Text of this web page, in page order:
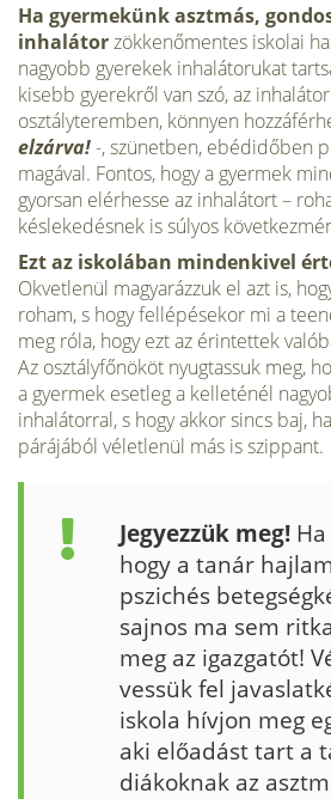
Ha gyermekünk asztmás,
inhalátorzökkenőmentes iskolai
nagyobb gyerekek in­halátorukat
kisebb gyerekről van szó, az
osztályteremben, könnyen
elzárva!-, szünetben, ebédidőben
magával. Fontos, hogy a gyermek
gyorsan elérhesse az inhalátort –
késlekedésnek is súlyos
Ezt az isko­lában mindenkivel
Okvetlenül magyarázzuk el azt is,
roham, s hogy fellépésekor mi a
meg róla, hogy ezt az érintettek
Az osztályfőnököt nyugtassuk meg,
a gyermek esetleg a kelleténél
inhalátorral, s hogy akkor sincs baj,
párájából véletlenül más is szippant.
Jegyezzük meg!
hogy a tanár
pszichés
sajnos ma sem
meg az igazgatót!
vessük fel
iskola hívjon meg
aki előadást tart a
diákoknak az